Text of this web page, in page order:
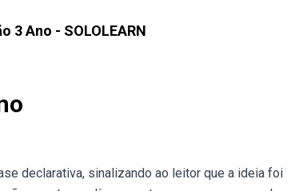
3 Ano - SOLOLEARN
declarativa, sinalizando ao leitor que a ideia foi